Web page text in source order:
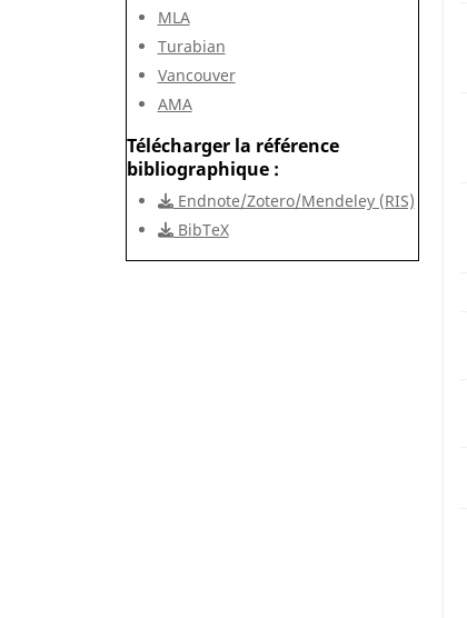
MLA
Turabian
Vancouver
AMA
Télécharger la référence
bibliographique
Endnote/Zotero/Mendeley (RIS)
BibTeX